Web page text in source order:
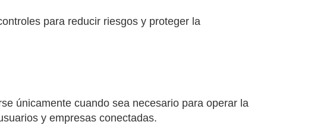
para reducir riesgos y proteger la
únicamente cuando sea necesario para operar la
y empresas conectadas.